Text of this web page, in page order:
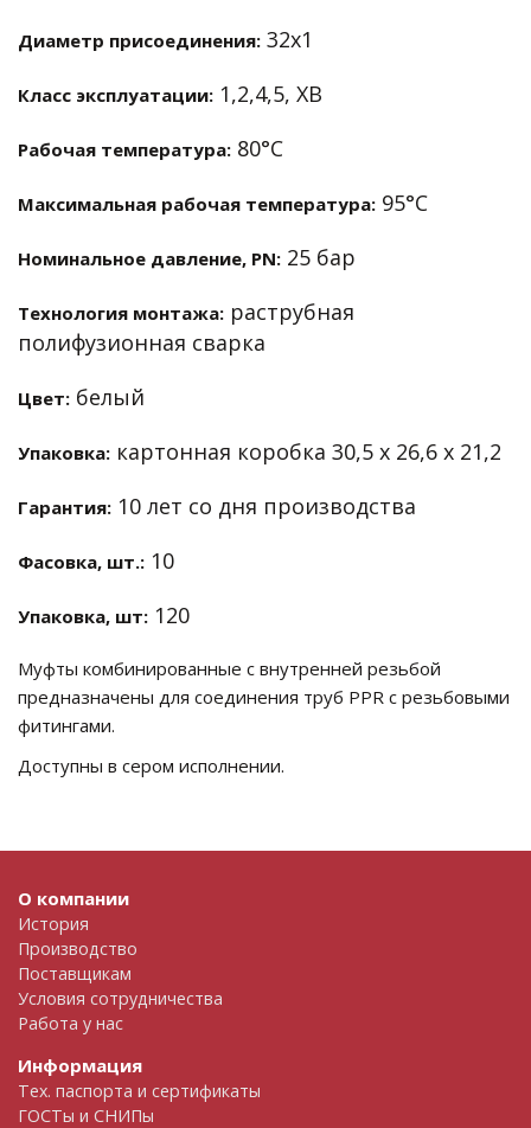
Диаметр присоединения: 32х1
Класс эксплуатации: 1,2,4,5, ХВ
Рабочая температура: 80°С
Максимальная рабочая температура: 95°С
Номинальное давление, PN: 25 бар
Технология монтажа: раструбная
полифузионная сварка
Цвет: белый
Упаковка: картонная коробка 30,5 х 26,6 х 21,2
Гарантия: 10 лет со дня производства
Фасовка, шт.: 10
Упаковка, шт: 120
Муфты комбинированные с внутренней резьбой
предназначены для соединения труб PPR с резьбовыми
фитингами.
Доступны в сером исполнении.
О компании
История
Производство
Поставщикам
Условия сотрудничества
Работа у нас
Информация
Тех. паспорта и сертификаты
ГОСТы и СНИПы